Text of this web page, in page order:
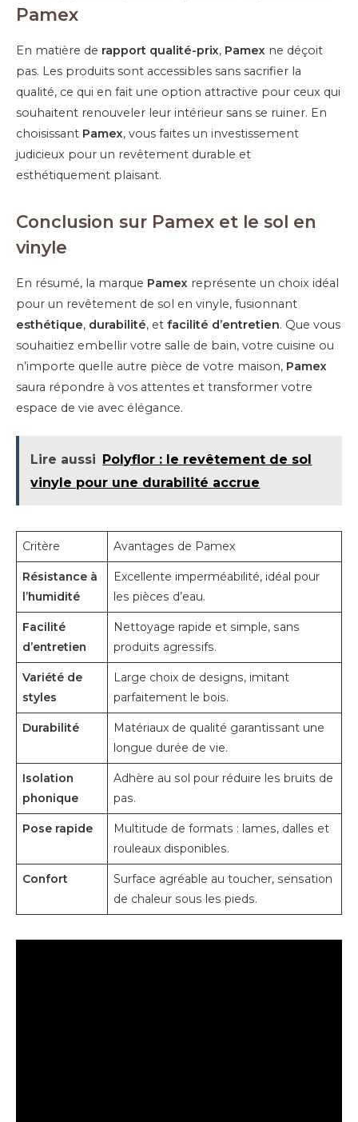
Pamex
En matière de rapport qualité-prix, Pamex ne déçoit
pas. Les produits sont accessibles sans sacrifier la
qualité, ce qui en fait une option attractive pour ceux qui
souhaitent renouveler leur intérieur sans se ruiner. En
choisissant Pamex, vous faites un investissement
judicieux pour un revêtement durable et
esthétiquement plaisant.
Conclusion sur Pamex et le sol en
vinyle
En résumé, la marque Pamex représente un choix idéal
pour un revêtement de sol en vinyle, fusionnant
esthétique, durabilité, et facilité d’entretien. Que vous
souhaitiez embellir votre salle de bain, votre cuisine ou
n’importe quelle autre pièce de votre maison, Pamex
saura répondre à vos attentes et transformer votre
espace de vie avec élégance.
Lire aussi Polyflor : le revêtement de sol
vinyle pour une durabilité accrue
Critère Avantages de Pamex
Résistance à
l’humidité
Excellente imperméabilité, idéal pour
les pièces d’eau.
Facilité
d’entretien
Nettoyage rapide et simple, sans
produits agressifs.
Variété de
styles
Large choix de designs, imitant
parfaitement le bois.
Durabilité
Matériaux de qualité garantissant une
longue durée de vie.
Isolation
phonique
Adhère au sol pour réduire les bruits de
pas.
Pose rapide
Multitude de formats : lames, dalles et
rouleaux disponibles.
Confort
Surface agréable au toucher, sensation
de chaleur sous les pieds.